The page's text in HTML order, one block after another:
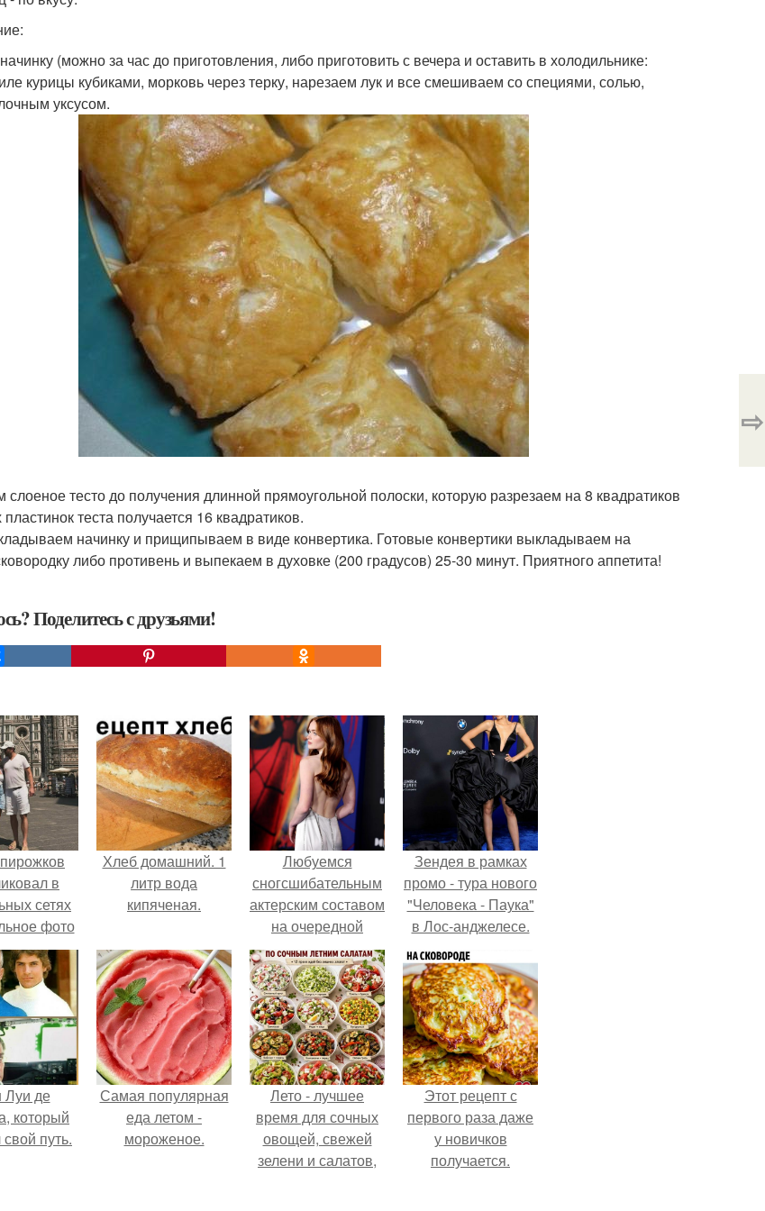
(можно за час до приготовления, либо приготовить с вечера и оставить в холодильнике:
курицы кубиками, морковь через терку, нарезаем лук и все смешиваем со специями, солью,
уксусом.
слоеное тесто до получения длинной прямоугольной полоски, которую разрезаем на 8 квадратиков
пластинок теста получается 16 квадратиков.
начинку и прищипываем в виде конвертика. Готовые конвертики выкладываем на
либо противень и выпекаем в духовке (200 градусов) 25-30 минут. Приятного аппетита!
Поделитесь с друзьями!
⇨
в
сетях
фото
во
недавнего
в
Хлеб домашний. 1
литр вода
кипяченая.
Любуемся
сногсшибательным
актерским составом
на очередной
премьере нового
человека - паука.
Зендея в рамках
промо - тура нового
"Человека - Паука"
в Лос-анджелесе.
де
который
путь.
Самая популярная
еда летом -
мороженое.
Лето - лучшее
время для сочных
овощей, свежей
зелени и салатов,
Этот рецепт с
первого раза даже
у новичков
получается.